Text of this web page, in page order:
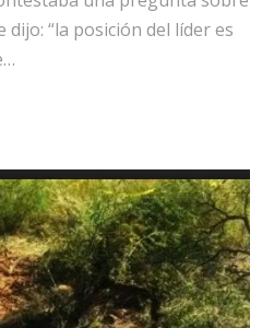
dijo: “la posición del líder es